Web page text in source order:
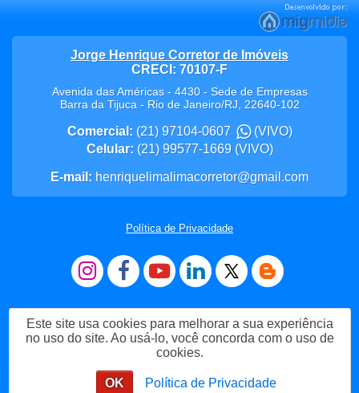
Me Chame no WhatsApp
Jorge Henrique Corretor de Imóveis
CRECI: 70107-F
Avenida das Américas - 4430 - Sede de Empresas
Barra da Tijuca- Rio de Janeiro/RJ, 22640-102
Comercial: (21) 97104-0607
(VIVO)
Celular: (21) 99577-1669(VIVO)
E-mail: henriquelimalimacorretor@gmail.com
Política de Privacidade
Este site usa cookies para melhorar a sua experiência
no uso do site. Ao usá-lo, você concorda com o uso de
cookies.
OK Política de Privacidade